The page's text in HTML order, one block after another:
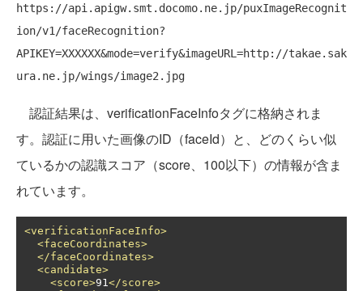
https://api.apigw.smt.docomo.ne.jp/puxImageRecognit
ion/v1/faceRecognition?
APIKEY=XXXXXX&mode=verify&imageURL=http://takae.sak
認証結果は、verificationFaceInfoタグに格納されま
す。認証に用いた画像のID（faceId）と、どのくらい似
ているかの認識スコア（score、100以下）の情報が含ま
れています。
<verificationFaceInfo>
<faceCoordinates>
</faceCoordinates>
<candidate>
<score>91 </score>